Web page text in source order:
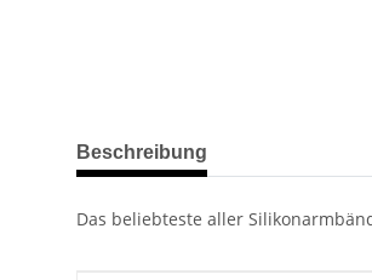
weitere Registerkarten anzeigen
Beschreibung
Das beliebteste aller